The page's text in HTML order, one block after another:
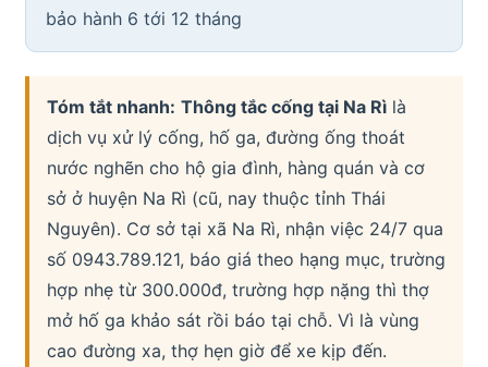
bảo hành 6 tới 12 tháng
Tóm tắt nhanh: Thông tắc cống tại Na Rì là
dịch vụ xử lý cống, hố ga, đường ống thoát
nước nghẽn cho hộ gia đình, hàng quán và cơ
sở ở huyện Na Rì (cũ, nay thuộc tỉnh Thái
Nguyên). Cơ sở tại xã Na Rì, nhận việc 24/7 qua
số 0943.789.121, báo giá theo hạng mục, trường
hợp nhẹ từ 300.000đ, trường hợp nặng thì thợ
mở hố ga khảo sát rồi báo tại chỗ. Vì là vùng
cao đường xa, thợ hẹn giờ để xe kịp đến.